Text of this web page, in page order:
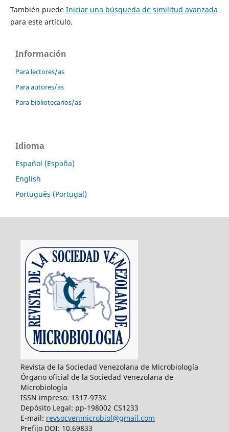
También puede Iniciar una búsqueda de similitud avanzada
para este artículo.
Información
Para lectores/as
Para autores/as
Para bibliotecarios/as
Idioma
Español (España)
English
Português (Portugal)
Revista de la Sociedad Venezolana de Microbiología
Órgano oficial de la Sociedad Venezolana de
Microbiología
ISSN impreso: 1317-973X
Depósito Legal: pp-198002 CS1233
E-mail: revsocvenmicrobiol@gmail.com
Prefijo DOI: 10.69833